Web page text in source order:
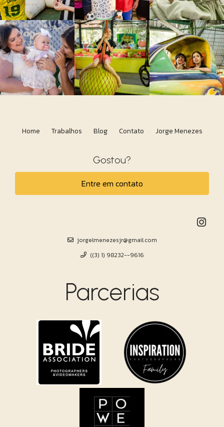
Home Trabalhos Blog Contato Jorge Menezes
Gostou?
Entre em contato
jorgelmenezesjr@gmail.com
((3) 1) 98232--9616
Parcerias